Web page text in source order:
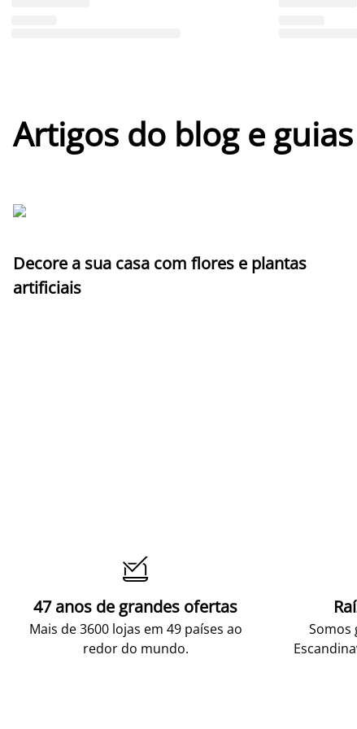
Artigos do blog e
Decore a sua casa com flores e plantas
artificiais

47 anos de grandes ofertas
Mais de 3600 lojas em 49 países ao
redor do mundo.
Somos